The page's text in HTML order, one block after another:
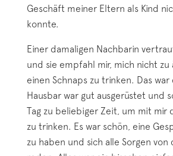
Geschäft meiner Eltern als Kind
konnte.
Einer damaligen Nachbarin
und sie empfahl mir, mich nicht zu
einen Schnaps zu trinken. Das war
Hausbar war gut ausgerüstet und
Tag zu beliebiger Zeit, um mit mir
zu trinken. Es war schön, eine
zu haben und sich alle Sorgen von